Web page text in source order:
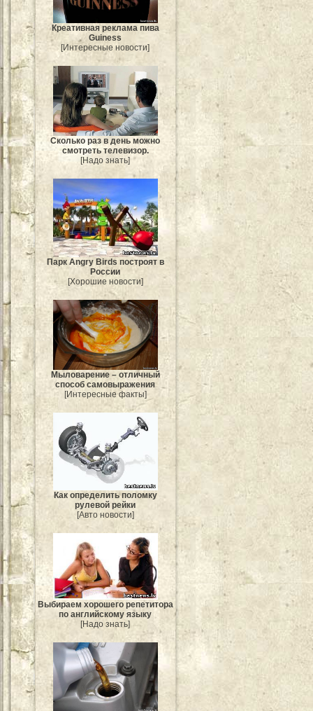
Креативная реклама пива
Guiness
[Интересные новости]
Сколько раз в день можно
смотреть телевизор.
[Надо знать]
Парк Angry Birds построят в
России
[Хорошие новости]
Мыловарение – отличный
способ самовыражения
[Интересные факты]
Как определить поломку
рулевой рейки
[Авто новости]
Выбираем хорошего репетитора
по английскому языку
[Надо знать]